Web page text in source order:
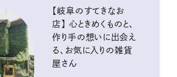
【岐阜のすてきなお
店】 心ときめくものと、
作り手の想いに出会え
る、お気に入りの雑貨
屋さん